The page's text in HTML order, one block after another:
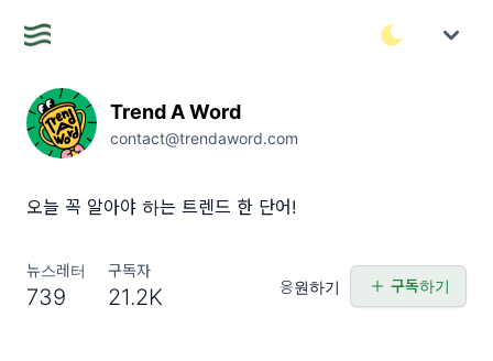
Trend A Word
contact@trendaword.com
오늘 꼭 알아야 하는 트렌드 한 단어!
뉴스레터
739
구독자
21.2K 응원하기 구독하기